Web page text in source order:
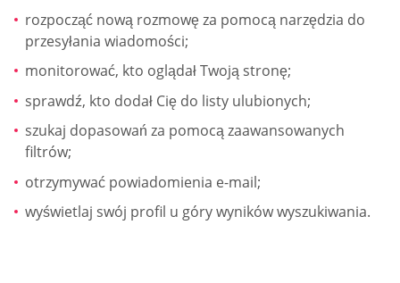
rozpocząć nową rozmowę za pomocą narzędzia do
przesyłania wiadomości;
monitorować, kto oglądał Twoją stronę;
sprawdź, kto dodał Cię do listy ulubionych;
szukaj dopasowań za pomocą zaawansowanych
filtrów;
otrzymywać powiadomienia e-mail;
wyświetlaj swój profil u góry wyników wyszukiwania.